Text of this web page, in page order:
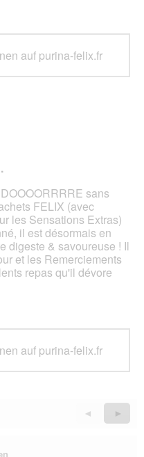
auf purina-felix.fr
sans
FELIX (avec
les Sensations Extras)
il est désormais en
digeste & savoureuse ! Il
et les Remerciements
repas qu'il dévore
auf purina-felix.fr
Zurück
Reviews
◄
Weiter
►